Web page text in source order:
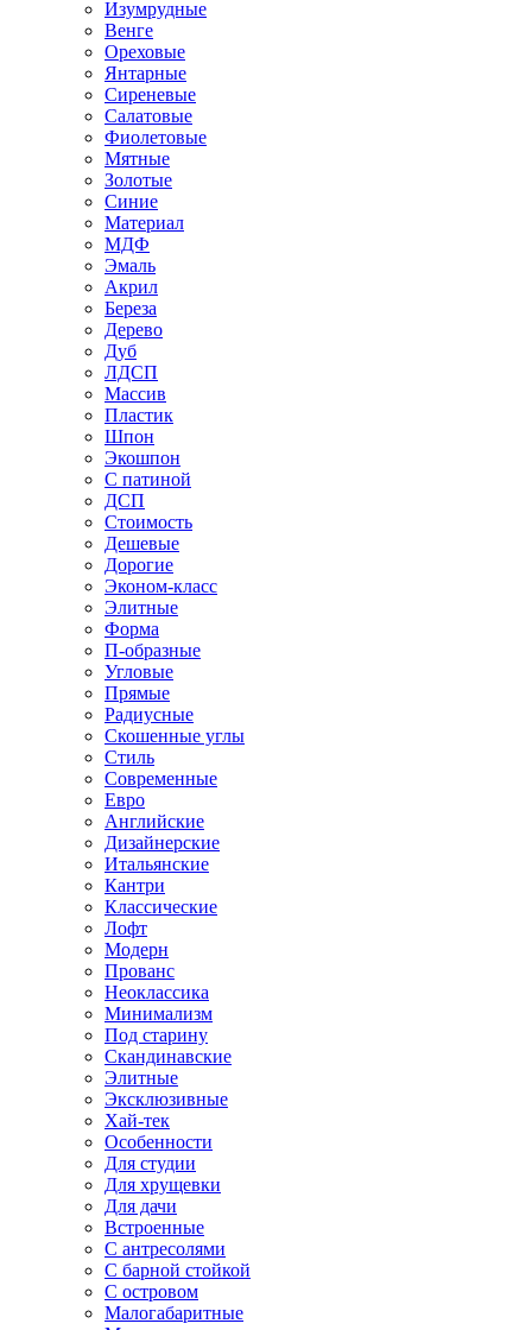
Изумрудные
Венге
Ореховые
Янтарные
Сиреневые
Салатовые
Фиолетовые
Мятные
Золотые
Синие
Материал
МДФ
Эмаль
Акрил
Береза
Дерево
Дуб
ЛДСП
Массив
Пластик
Шпон
Экошпон
С патиной
ДСП
Стоимость
Дешевые
Дорогие
Эконом-класс
Элитные
Форма
П-образные
Угловые
Прямые
Радиусные
Скошенные углы
Стиль
Современные
Евро
Английские
Дизайнерские
Итальянские
Кантри
Классические
Лофт
Модерн
Прованс
Неоклассика
Минимализм
Под старину
Скандинавские
Элитные
Эксклюзивные
Хай-тек
Особенности
Для студии
Для хрущевки
Для дачи
Встроенные
С антресолями
С барной стойкой
С островом
Малогабаритные